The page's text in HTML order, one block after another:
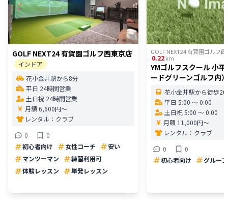
GOLF NEXT24 有賀園ゴルフ西東京店
インドア
花小金井駅から8分
平日 24時間営業
土日祝 24時間営業
月額 6,600円〜
レンタル： クラブ
0
0
初心者向け
女性コーチ
安い
マンツーマン
練習利用可
体験レッスン
単発レッスン
GOLF NEXT24 有賀園ゴルフ
0.22km
YMゴルフスクール 小
ードグリーンゴルフ内）
花小金井駅から徒歩20
平日 5:00 〜 0:00
土日祝 5:00 〜 0:00
月額 11,000円〜
レンタル： クラブ
0
0
初心者向け
グループ